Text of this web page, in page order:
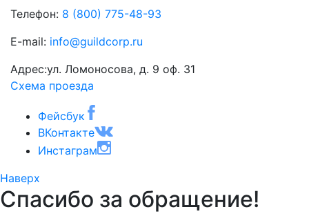
Телефон: 8 (800) 775-48-93
E-mail: info@guildcorp.ru
Адрес:ул. Ломоносова, д. 9 оф. 31
Схема проезда
Фейсбук
ВКонтакте
Инстаграм
Наверх
Спасибо за обращение!